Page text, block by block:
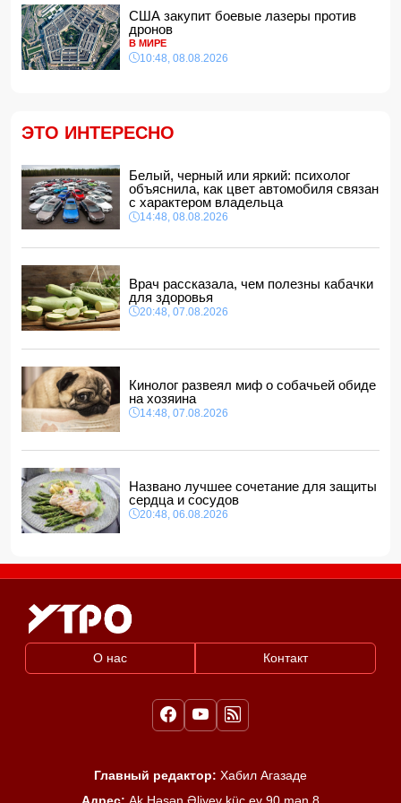
Премьер-министр Армении: В ближайшее время мы
приступим к практической реализации проекта TRIPP
11:08, 08.08.2026
Пашинян: Страница конфликта между Арменией и
США закупит боевые лазеры против дронов
10:48, 08.08.2026
Нариман Ахундзаде официально подписал контракт с
"Эрзурумспором"
10:28, 08.08.2026
Азербайджан вновь подтвердил полную поддержку
10:10, 08.08.2026
США закупит боевые лазеры против
дронов
В МИРЕ
10:48, 08.08.2026
ЭТО ИНТЕРЕСНО
Белый, черный или яркий: психолог
объяснила, как цвет автомобиля связан
с характером владельца
14:48, 08.08.2026
Врач рассказала, чем полезны кабачки
для здоровья
20:48, 07.08.2026
Кинолог развеял миф о собачьей обиде
на хозяина
14:48, 07.08.2026
Названо лучшее сочетание для защиты
сердца и сосудов
20:48, 06.08.2026
О нас Контакт
Главный редактор: Хабил Агазаде
Адрес: Ak.Həsən Əliyev küç ev 90 mən 8